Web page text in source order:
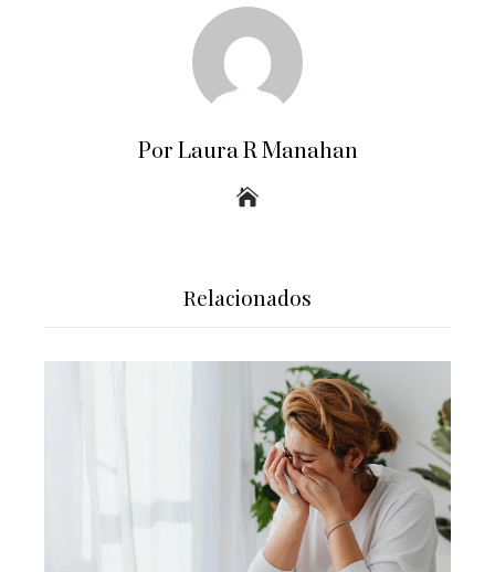
Por Laura R Manahan
Relacionados